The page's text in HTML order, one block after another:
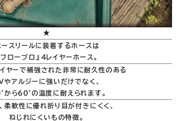
★
ースリールに装着するホースは
フロープロ』4レイヤーホース。
ヤーで補強された非常に耐久性のある
やアルジーに強いだけでなく、
から60°の温度に耐えられます。
柔軟性に優れ折り目が付きにくく、
ねじれにくいもの特徴。